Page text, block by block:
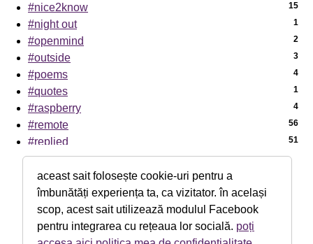
#nice2know 15
#night out 1
#openmind 2
#outside 3
#poems 4
#quotes 1
#raspberry 4
#remote 56
#replied 51
#sci-tech
#sciencenews
#sexaid
#subway
#th!nk
aceast sait folosește cookie-uri pentru a
îmbunătăți experiența ta, ca vizitator. în același
scop, acest sait utilizează modulul Facebook
pentru integrarea cu rețeaua lor socială. poți